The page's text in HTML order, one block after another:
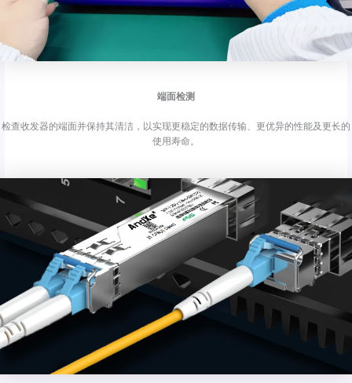
端面检测
检查收发器的端面并保持其清洁，以实现更稳定的数据传输、更优异的性能及更长的
使用寿命。